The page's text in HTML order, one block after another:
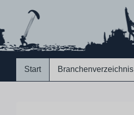
Start Branchenverzeichnis